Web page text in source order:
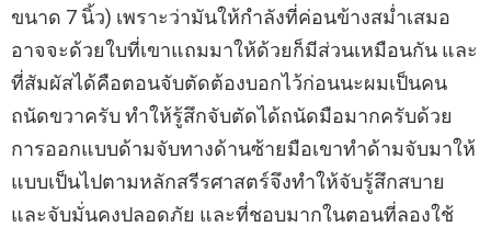
ขนาด 7 นิ้ว) เพราะว่ามันให้กำลังที่ค่อนข้างสม่ำเสมอ
อาจจะด้วยใบที่เขาแถมมาให้ด้วยก็มีส่วนเหมือนกัน และ
ที่สัมผัสได้คือตอนจับตัดต้องบอกไว้ก่อนนะผมเป็นคน
ถนัดขวาครับ ทำให้รู้สึกจับตัดได้ถนัดมือมากครับด้วย
การออกแบบด้ามจับทางด้านซ้ายมือเขาทำด้ามจับมาให้
แบบเป็นไปตามหลักสรีรศาสตร์จึงทำให้จับรู้สึกสบาย
และจับมั่นคงปลอดภัย และที่ชอบมากในตอนที่ลองใช้